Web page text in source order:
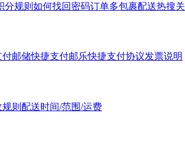
分规则 如何找回密码订单多包裹配送热搜
付邮储快捷支付邮乐快捷支付协议发票说明
则 配送时间/范围/运费